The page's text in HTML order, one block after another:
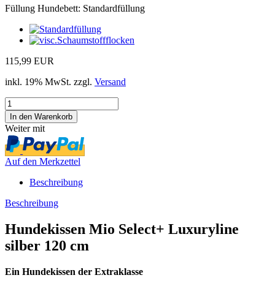
Füllung Hundebett: Standardfüllung
115,99 EUR
inkl. 19% MwSt. zzgl. Versand
Weiter mit
Auf den Merkzettel
Beschreibung
Beschreibung
Hundekissen Mio Select+ Luxuryline
silber 120 cm
Ein Hundekissen der Extraklasse